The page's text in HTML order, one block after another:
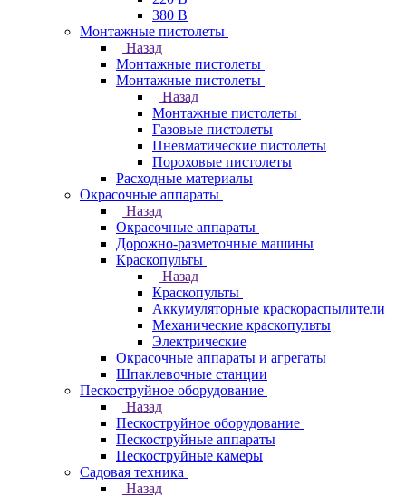
380 В
Монтажные пистолеты
Назад
Монтажные пистолеты
Монтажные пистолеты
Назад
Монтажные пистолеты
Газовые пистолеты
Пневматические пистолеты
Пороховые пистолеты
Расходные материалы
Окрасочные аппараты
Назад
Окрасочные аппараты
Дорожно-разметочные машины
Краскопульты
Назад
Краскопульты
Аккумуляторные краскораспылители
Механические краскопульты
Электрические
Окрасочные аппараты и агрегаты
Шпаклевочные станции
Пескоструйное оборудование
Назад
Пескоструйное оборудование
Пескоструйные аппараты
Пескоструйные камеры
Садовая техника
Назад